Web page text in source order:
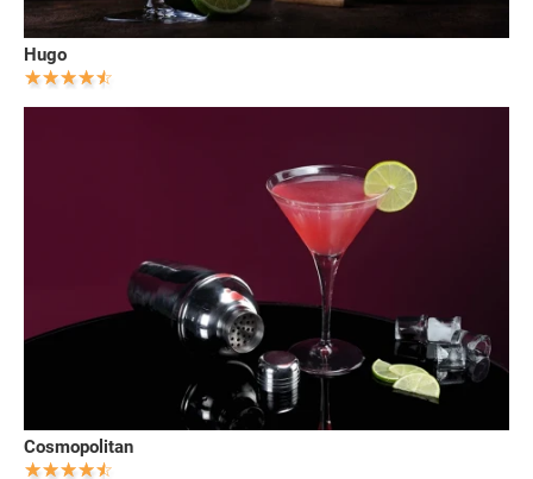
Hugo
Cosmopolitan